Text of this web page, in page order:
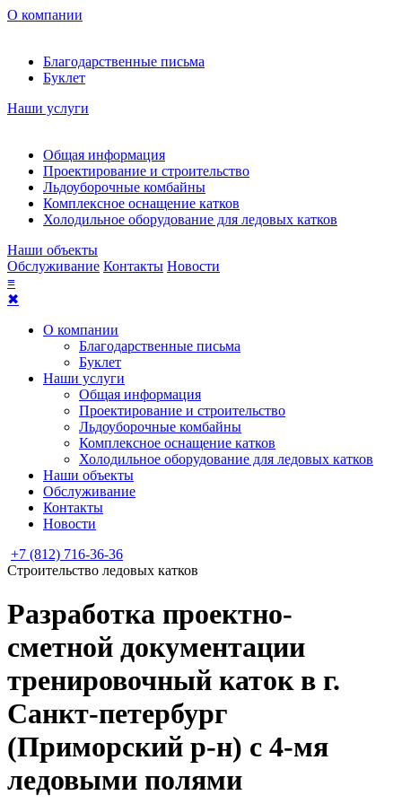
О компании
Благодарственные письма
Буклет
Наши услуги
Общая информация
Проектирование и строительство
Льдоуборочные комбайны
Комплексное оснащение катков
Холодильное оборудование для ледовых катков
Наши объекты
Обслуживание Контакты Новости
≡
✖
О компании
Благодарственные письма
Буклет
Наши услуги
Общая информация
Проектирование и строительство
Льдоуборочные комбайны
Комплексное оснащение катков
Холодильное оборудование для ледовых катков
Наши объекты
Обслуживание
Контакты
Новости
+7 (812) 716-36-36
Строительство ледовых катков
Разработка проектно-
сметной документации
тренировочный каток в г.
Санкт-петербург
(Приморский р-н) с 4-мя
ледовыми полями